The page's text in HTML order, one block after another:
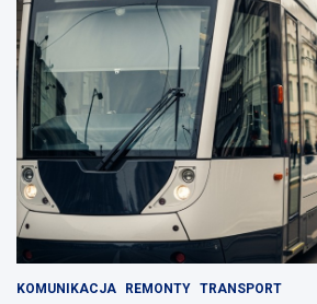
KOMUNIKACJA REMONTY TRANSPORT